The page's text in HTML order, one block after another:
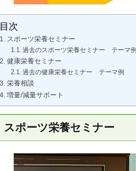
目次
スポーツ栄養セミナー
過去のスポーツ栄養セミナー テーマ例
健康栄養セミナー
過去の健康栄養セミナー テーマ例
栄養相談
増量/減量サポート
スポーツ栄養セミナー